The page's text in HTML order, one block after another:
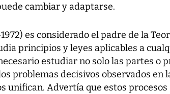
cambiar y adaptarse.
es considerado el padre de la
principios y leyes aplicables a
estudiar no solo las partes o
problemas decisivos observados en
unifican. Advertía que estos procesos